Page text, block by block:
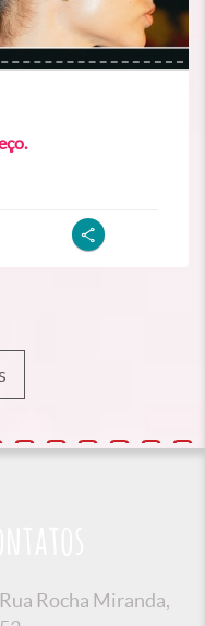
Rua Rocha Miranda,